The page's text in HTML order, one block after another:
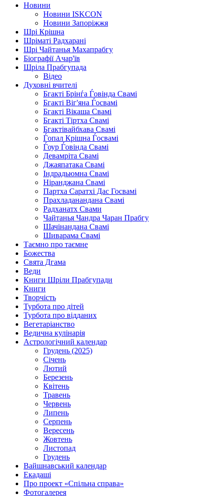
Новини
Новини ISKCON
Новини Запоріжжя
Шрі Крішна
Шріматі Радхарані
Шрі Чайтанья Махапрабгу
Біографії Ачар'їв
Шріла Прабгупада
Відео
Духовні вчителі
Бгакті Брінѓа Ѓовінда Свамі
Бгакті Віг'яна Ѓосвамі
Бгакті Вікаша Свамі
Бгакті Тіртха Свамі
Бгактівайбхава Свамі
Ѓопал Крішна Ѓосвамі
Ѓоур Ѓовінда Свамі
Девамріта Свамі
Джаяпатака Свамі
Індрадьюмна Свамі
Ніранджана Свамі
Партха Саратхі Дас Госвамі
Прахладанандана Свамі
Радханатх Свами
Чайтанья Чандра Чаран Прабгу
Шачінандана Свамі
Шиварама Свамі
Таємно про таємне
Божества
Свята Дгама
Веди
Книги Шріли Прабгупади
Книги
Творчість
Турбота про дітей
Турбота про відданих
Вегетаріанство
Ведична кулінарія
Астрологічний календар
Грудень (2025)
Січень
Лютий
Березень
Квітень
Травень
Червень
Липень
Серпень
Вересень
Жовтень
Листопад
Грудень
Вайшнавський календар
Екадаші
Про проект «Спільна справа»
Фотогалерея